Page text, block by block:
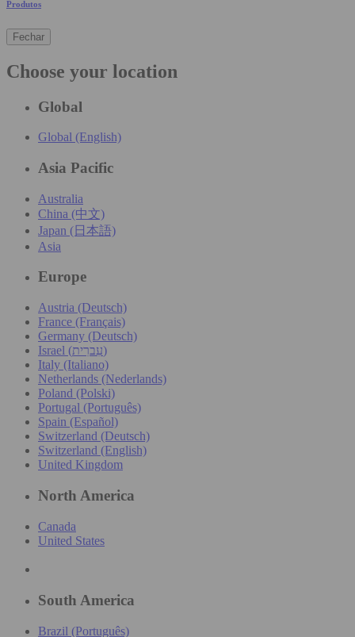
Produtos
Fechar
Choose your location
Global
Global (English)
Asia Pacific
Australia
China (中文)
Japan (日本語)
Asia
Europe
Austria (Deutsch)
France (Français)
Germany (Deutsch)
Israel (עִברִית)
Italy (Italiano)
Netherlands (Nederlands)
Poland (Polski)
Portugal (Português)
Spain (Español)
Switzerland (Deutsch)
Switzerland (English)
United Kingdom
North America
Canada
United States
South America
Brazil (Português)